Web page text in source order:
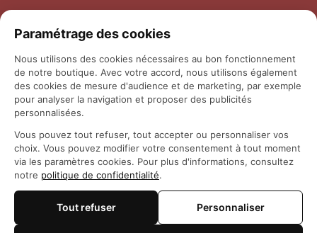
Politique de retour et remboursement
Coordonnées
Questions fréquemment posées
© 2026 Maison Otaku
Paramétrage des cookies
Nous utilisons des cookies nécessaires au bon fonctionnement
de notre boutique. Avec votre accord, nous utilisons également
des cookies de mesure d'audience et de marketing, par exemple
pour analyser la navigation et proposer des publicités
personnalisées.
Vous pouvez tout refuser, tout accepter ou personnaliser vos
choix. Vous pouvez modifier votre consentement à tout moment
via les paramètres cookies. Pour plus d'informations, consultez
notre politique de confidentialité.
Tout refuser Personnaliser